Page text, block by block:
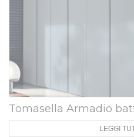
Tomasella Armadio
LEGGI